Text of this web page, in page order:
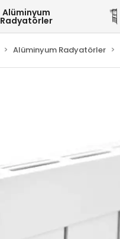
Alüminyum
Radyatörler
Alüminyum Radyatörler